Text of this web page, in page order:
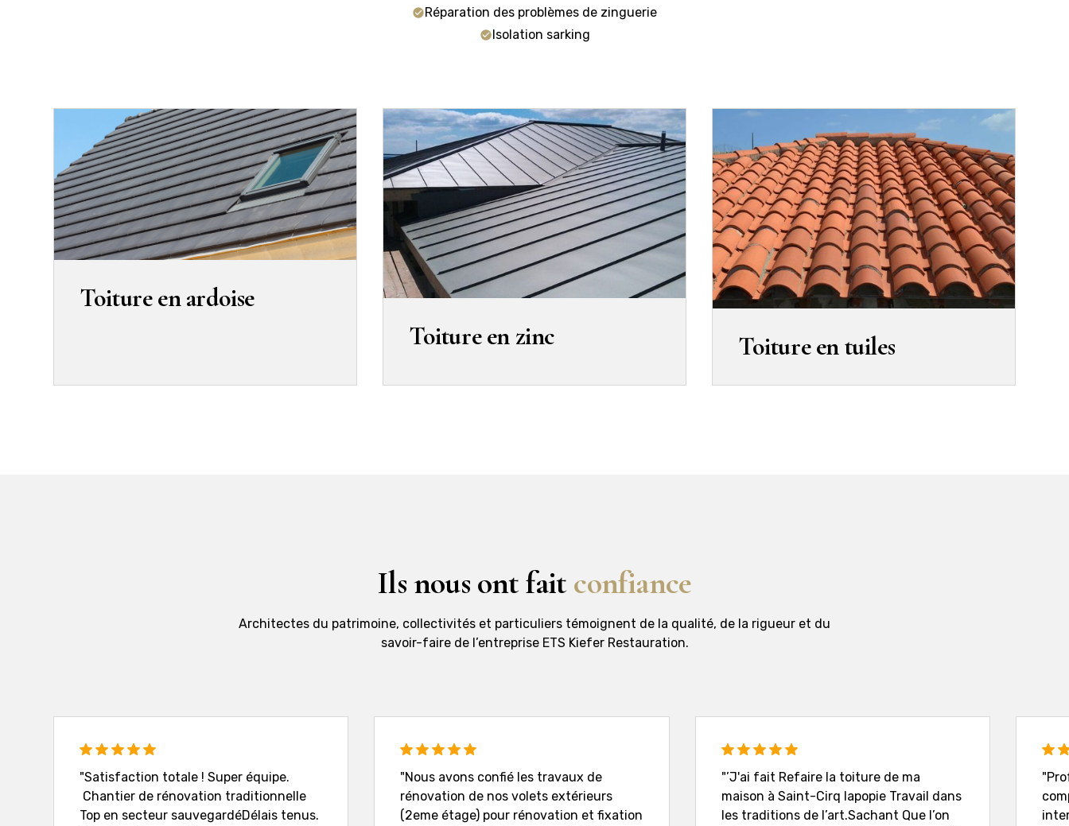
Réparation des problèmes de zinguerie
Isolation sarking
Toiture en ardoise
Toiture en zinc
Toiture en tuiles
Ils nous ont faitconfiance
Architectes du patrimoine, collectivités et particuliers témoignent de la qualité, de la rigueur et du
savoir-faire de l’entreprise ETS Kiefer Restauration.
"Satisfaction totale ! Super équipe.
Chantier de rénovation traditionnelle
Top en secteur sauvegardéDélais tenus.
"Nous avons confié les travaux de
rénovation de nos volets extérieurs
(2eme étage) pour rénovation et fixation
"’J'ai fait Refaire la toiture de ma
maison à Saint-Cirq lapopie Travail dans
les traditions de l’art.Sachant Que l’on